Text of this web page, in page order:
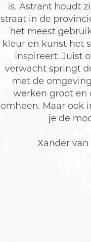
is. Astrant houdt
straat in de
het meest
kleur en kunst het
inspireert. Juist
verwacht springt
met de
werken groot en
omheen. Maar ook
je de
Xander van